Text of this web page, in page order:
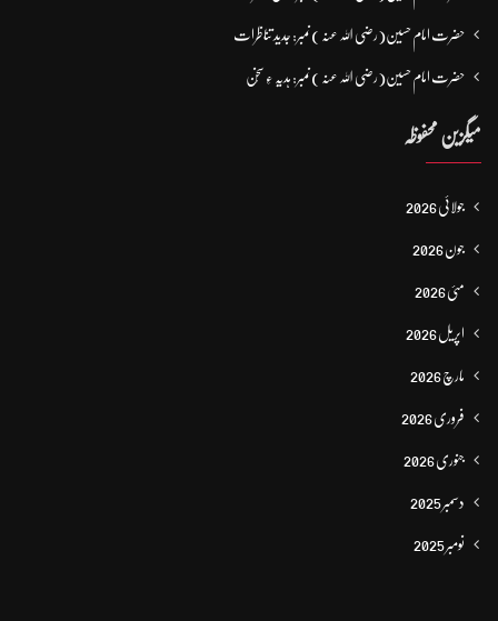
حضرت امام حسین(رضی اللہ عنہ ) نمبر: جدید تناظرات
حضرت امام حسین(رضی اللہ عنہ ) نمبر: ہدیہ ءِ سُخن
میگزین محفوظہ
جولائی 2026
جون 2026
مئی 2026
اپریل 2026
مارچ 2026
فروری 2026
جنوری 2026
دسمبر 2025
نومبر 2025